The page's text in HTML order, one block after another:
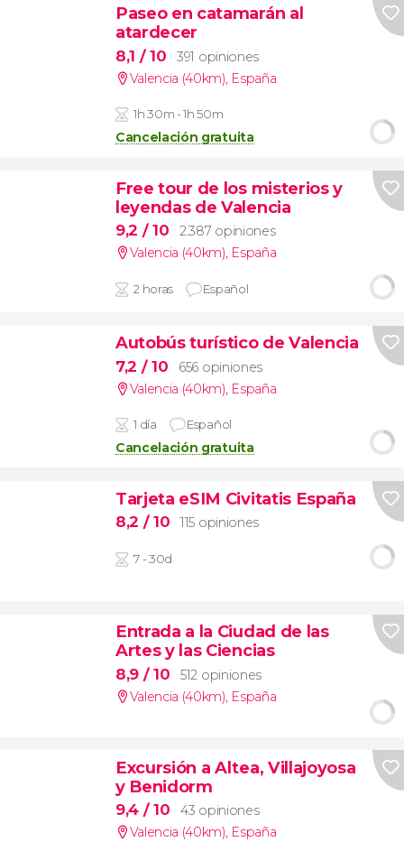
Paseo en catamarán al
atardecer
8,1 / 10
391 opiniones
Valencia (40km) España
1h 30m - 1h 50m
Cancelación gratuita
Free tour de los misterios y
leyendas de Valencia
9,2 / 10
2.387 opiniones
Valencia (40km), España
2 horas Español
Autobús turístico de Valencia
7,2 / 10
656 opiniones
Valencia (40km) España
1 día Español
Cancelación gratuita
Tarjeta eSIM Civitatis España
8,2 / 10 115 opiniones
7 - 30d
Entrada a la Ciudad de las
Artes y las Ciencias
8,9 / 10
512 opiniones
Valencia (40km), España
Excursión a Altea, Villajoyosa
y Benidorm
9,4 / 10
43 opiniones
Valencia (40km), España